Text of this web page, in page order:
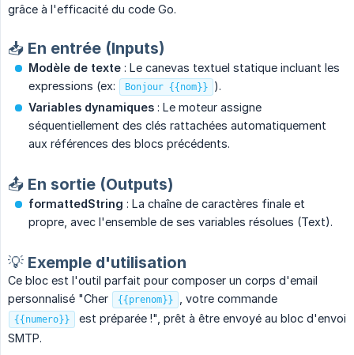
grâce à l'efficacité du code Go.
📥 En entrée (Inputs)
Modèle de texte : Le canevas textuel statique incluant les
expressions (ex:
Bonjour {{nom}} ).
Variables dynamiques : Le moteur assigne
séquentiellement des clés rattachées automatiquement
aux références des blocs précédents.
📤 En sortie (Outputs)
formattedString : La chaîne de caractères finale et
propre, avec l'ensemble de ses variables résolues (Text).
💡 Exemple d'utilisation
Ce bloc est l'outil parfait pour composer un corps d'email
personnalisé "Cher
{{prenom}} , votre commande
{{numero}}
est préparée !", prêt à être envoyé au bloc d'envoi
SMTP.